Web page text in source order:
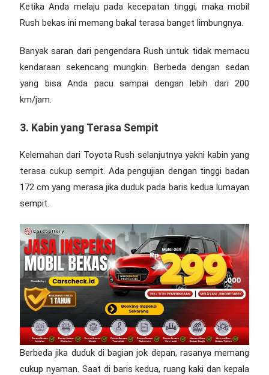
Ketika Anda melaju pada kecepatan tinggi, maka mobil
Rush bekas ini memang bakal terasa banget limbungnya.
Banyak saran dari pengendara Rush untuk tidak memacu
kendaraan sekencang mungkin. Berbeda dengan sedan
yang bisa Anda pacu sampai dengan lebih dari 200
km/jam.
3. Kabin yang Terasa Sempit
Kelemahan dari Toyota Rush selanjutnya yakni kabin yang
terasa cukup sempit. Ada pengujian dengan tinggi badan
172 cm yang merasa jika duduk pada baris kedua lumayan
sempit.
Berbeda jika duduk di bagian jok depan, rasanya memang
cukup nyaman. Saat di baris kedua, ruang kaki dan kepala